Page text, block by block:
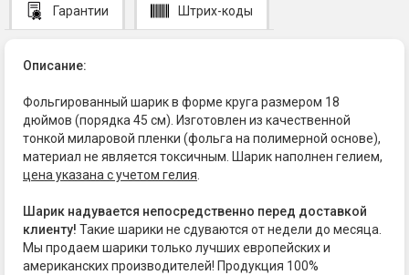
Гарантии Штрих-коды
Описание:
Фольгированный шарик в форме круга размером 18
дюймов (порядка 45 см). Изготовлен из качественной
тонкой миларовой пленки (фольга на полимерной основе),
материал не является токсичным. Шарик наполнен гелием,
цена указана с учетом гелия
Шарик надувается непосредственно перед доставкой
клиенту! Такие шарики не сдуваются от недели до месяца.
Мы продаем шарики только лучших европейских и
американских производителей! Продукция 100%